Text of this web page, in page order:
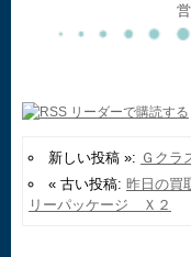
新しい投稿 »: Ｇク
« 古い投稿: 昨日の買
リーパッケージ Ｘ２